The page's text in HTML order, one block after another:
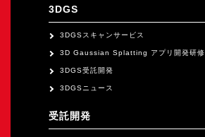
3DGS
3DGSスキャンサービス
3D Gaussian Splatting アプリ開発研修
3DGS受託開発
3DGSニュース
受託開発